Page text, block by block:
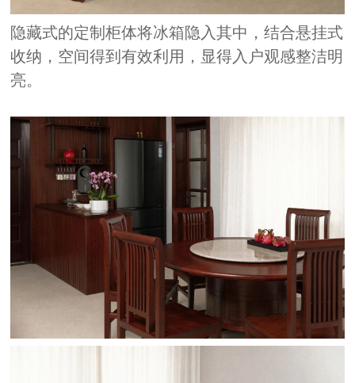
隐藏式的定制柜体将冰箱隐入其中，结合悬挂式
收纳，空间得到有效利用，显得入户观感整洁明
亮。